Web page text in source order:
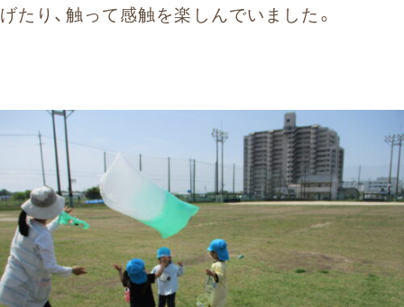
げたり、触って感触を楽しんでいました。